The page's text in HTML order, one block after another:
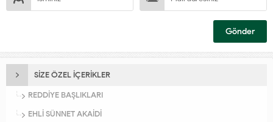
SİZE ÖZEL İÇERİKLER
REDDİYE BAŞLIKLARI
EHLİ SÜNNET AKAİDİ